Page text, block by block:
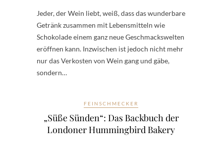
Jeder, der Wein liebt, weiß, dass das wunderbare
Getränk zusammen mit Lebensmitteln wie
Schokolade einem ganz neue Geschmackswelten
eröffnen kann. Inzwischen ist jedoch nicht mehr
nur das Verkosten von Wein gang und gäbe,
sondern…
FEINSCHMECKER
„Süße Sünden“: Das Backbuch der
Londoner Hummingbird Bakery